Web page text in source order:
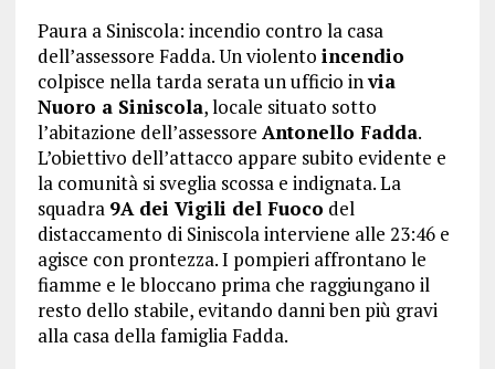
Paura a Siniscola: incendio contro la casa
dell’assessore Fadda. Un violento incendio
colpisce nella tarda serata un ufficio invia
Nuoro a Siniscola, locale situato sotto
l’abitazione dell’assessore Antonello Fadda.
L’obiettivo dell’attacco appare subito evidente e
la comunità si sveglia scossa e indignata. La
squadra 9A dei Vigili del Fuoco del
distaccamento di Siniscola interviene alle 23:46 e
agisce con prontezza. I pompieri affrontano le
fiamme e le bloccano prima che raggiungano il
resto dello stabile, evitando danni ben più gravi
alla casa della famiglia Fadda.